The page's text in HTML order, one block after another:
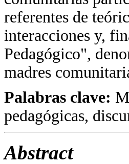
referentes de
interacciones y,
Pedagógico",
madres
Palabras clave:
pedagógicas,
Abstract